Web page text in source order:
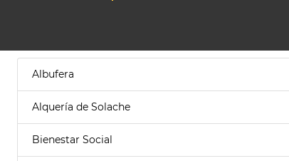
Albufera
Alquería de Solache
Bienestar Social